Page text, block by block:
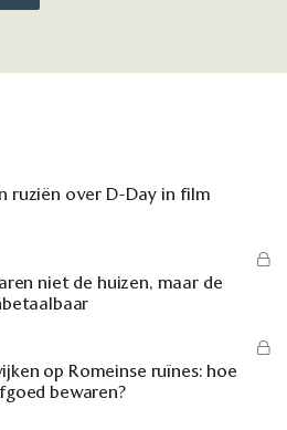
ruziën over D-Day in film
niet de huizen, maar de
op Romeinse ruïnes: hoe
bewaren?